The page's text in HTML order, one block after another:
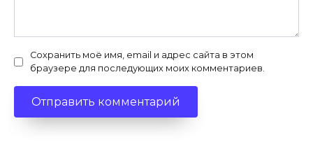
Сохранить моё имя, email и адрес сайта в этом
браузере для последующих моих комментариев.